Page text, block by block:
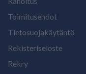
Toimitusehdot
Tietosuojakäytäntö
Rekisteriseloste
Rekry